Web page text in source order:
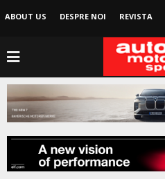
ABOUT US DESPRE NOI REVISTA